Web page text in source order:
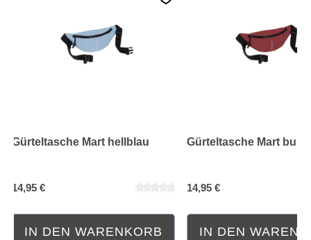
Gürteltasche Mart hellblau
14,95 €
IN DEN WARENKORB
Gürteltasche Mart
14,95 €
IN DEN